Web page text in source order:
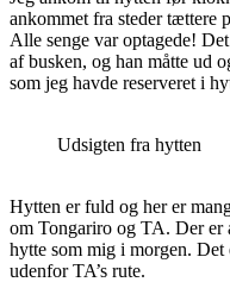
ankommet fra steder tættere
Alle senge var optagede!
af busken, og han måtte ud
som jeg havde reserveret i
Udsigten fra hytten
Hytten er fuld og her er
om Tongariro og TA. Der er
hytte som mig i morgen.
udenfor TA’s rute.